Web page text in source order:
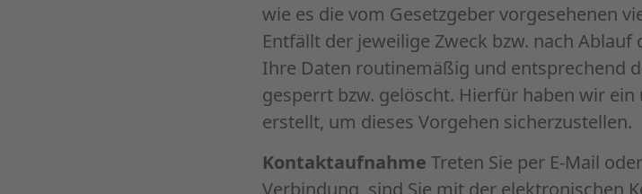
wie es die vom Gesetzgeber vorgesehenen
Entfällt der jeweilige Zweck bzw. nach
Ihre Daten routinemäßig und entsprechend
gesperrt bzw. gelöscht. Hierfür haben wir
erstellt, um dieses Vorgehen sicherzustellen.
Kontaktaufnahme Treten Sie per E-Mail
Verbindung, sind Sie mit der elektronischen